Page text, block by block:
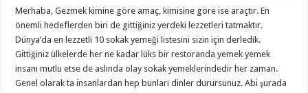
Merhaba, Gezmek kimine göre amaç, kimisine göre ise araçtır. En
önemli hedeflerden biri de gittiğiniz yerdeki lezzetleri tatmaktır.
Dünya’da en lezzetli 10 sokak yemeği listesini sizin için derledik.
Gittiğiniz ülkelerde her ne kadar lüks bir restoranda yemek yemek
insanı mutlu etse de aslında olay sokak yemeklerindedir her zaman.
Genel olarak ta insanlardan hep bunları dinler durursunuz. Abi şurada